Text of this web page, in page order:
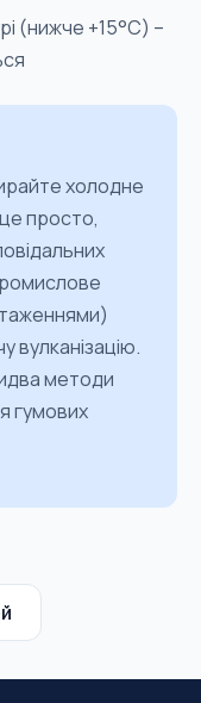
(нижче +15°C) –
холодне
просто,
вулканізацію.
методи
гумових